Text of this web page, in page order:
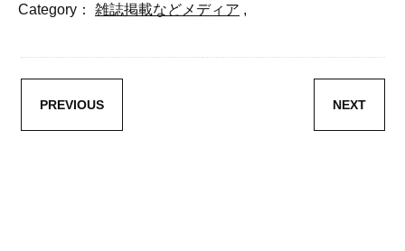
Category： 雑誌掲載などメディア ,
PREVIOUS NEXT